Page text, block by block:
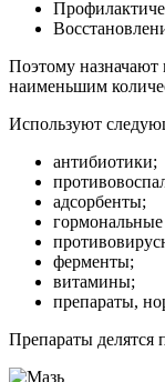
Поэтому назначают
наименьшим
Используют
антибиотики;
адсорбенты;
гормональные
ферменты;
витамины;
препараты,
Препараты делятся